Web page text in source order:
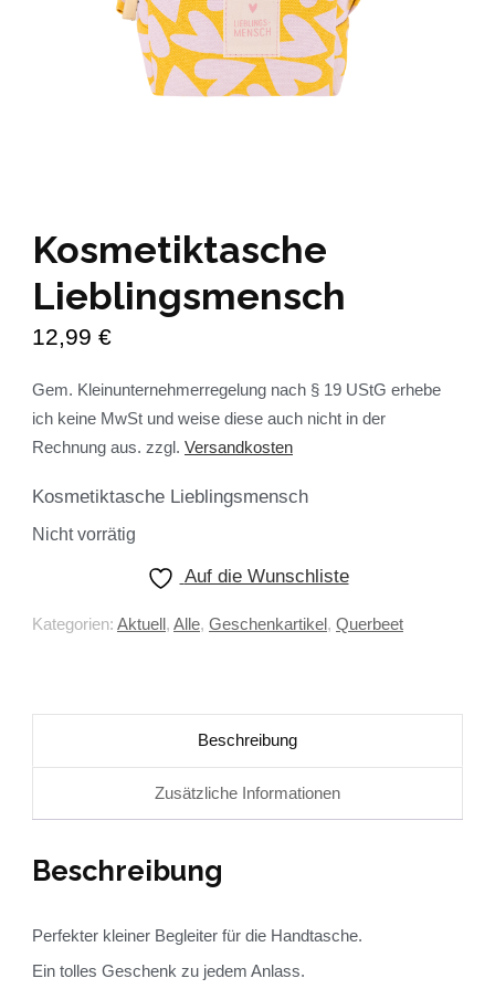
Kosmetiktasche
Lieblingsmensch
12,99 €
Gem. Kleinunternehmerregelung nach § 19 UStG erhebe
ich keine MwSt und weise diese auch nicht in der
Rechnung aus. zzgl. Versandkosten
Kosmetiktasche Lieblingsmensch
Nicht vorrätig
Auf die Wunschliste
Kategorien: Aktuell, Alle, Geschenkartikel, Querbeet
Beschreibung
Zusätzliche Informationen
Beschreibung
Perfekter kleiner Begleiter für die Handtasche.
Ein tolles Geschenk zu jedem Anlass.